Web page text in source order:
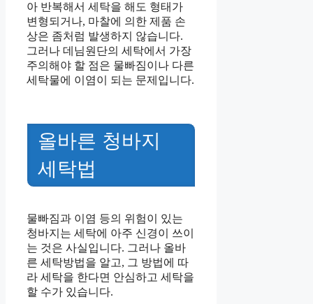
아 반복해서 세탁을 해도 형태가
변형되거나, 마찰에 의한 제품 손
상은 좀처럼 발생하지 않습니다.
그러나 데님원단의 세탁에서 가장
주의해야 할 점은 물빠짐이나 다른
세탁물에 이염이 되는 문제입니다.
올바른 청바지
세탁법
물빠짐과 이염 등의 위험이 있는
청바지는 세탁에 아주 신경이 쓰이
는 것은 사실입니다. 그러나 올바
른 세탁방법을 알고, 그 방법에 따
라 세탁을 한다면 안심하고 세탁을
할 수가 있습니다.